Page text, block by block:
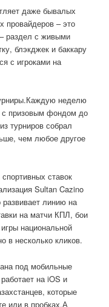
даже бывалых
провайдеров – это
раздел с живыми
блэкджек и баккару
с игроками на
неделю
с призовым фондом до
турниров собрал
чем любое другое
ставок
Sultan Cazino
линию на
на матчи КПЛ, бои
национальной
в несколько кликов.
под мобильные
на iOS и
которые
или в пробках.А